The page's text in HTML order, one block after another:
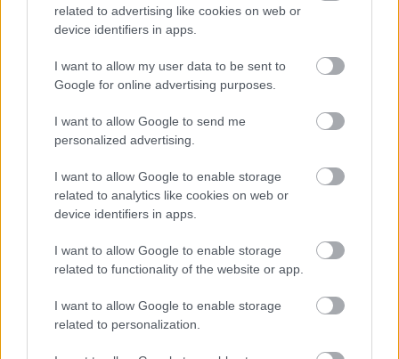
related to advertising like cookies on web or
device identifiers in apps.
I want to allow my user data to be sent to
Google for online advertising purposes.
I want to allow Google to send me
personalized advertising.
I want to allow Google to enable storage
related to analytics like cookies on web or
device identifiers in apps.
I want to allow Google to enable storage
related to functionality of the website or app.
I want to allow Google to enable storage
related to personalization.
Διαβάζονται αυτή τη στιγμή
συμβόλαια του 2025 για το πιστοποιητικό
ΕΝΦΙΑ
Σήμερα το κρίσιμο ραντεβού στο Μέγαρο
Μαξίμου για τη βιομηχανία